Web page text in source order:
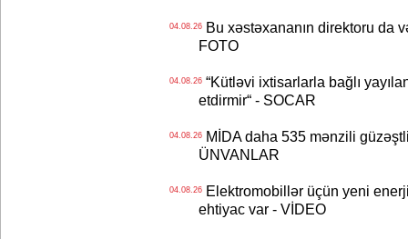
04.08.26Bu xəstəxananın direktoru da
FOTO
04.08.26“Kütləvi ixtisarlarla bağlı
etdirmir“ - SOCAR
04.08.26MİDA daha 535 mənzili güzəştli
ÜNVANLAR
04.08.26Elektromobillər üçün yeni
ehtiyac var - VİDEO